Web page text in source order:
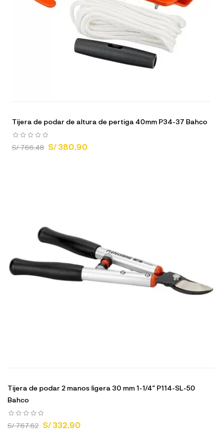
Tijera de podar de altura de pertiga 40mm P34-37 Bahco
S/ 766.48 S/ 380.90
Tijera de podar 2 manos ligera 30 mm 1-1/4" P114-SL-50
Bahco
S/ 767.62 S/ 332.90